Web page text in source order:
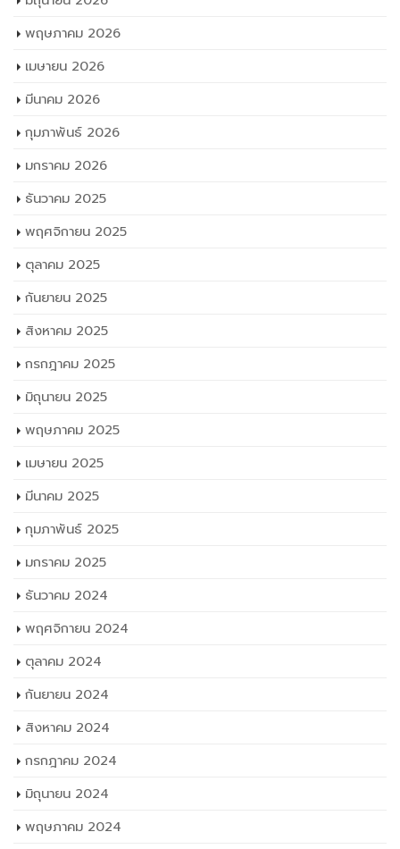
พฤษภาคม 2026
เมษายน 2026
มีนาคม 2026
กุมภาพันธ์ 2026
มกราคม 2026
ธันวาคม 2025
พฤศจิกายน 2025
ตุลาคม 2025
กันยายน 2025
สิงหาคม 2025
กรกฎาคม 2025
มิถุนายน 2025
พฤษภาคม 2025
เมษายน 2025
มีนาคม 2025
กุมภาพันธ์ 2025
มกราคม 2025
ธันวาคม 2024
พฤศจิกายน 2024
ตุลาคม 2024
กันยายน 2024
สิงหาคม 2024
กรกฎาคม 2024
มิถุนายน 2024
พฤษภาคม 2024